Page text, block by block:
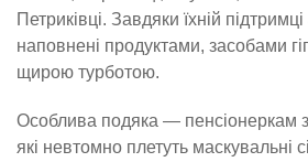
Петриківці. Завдяки їхній
наповнені продуктами, засобами
щирою турботою.
Особлива подяка — пенсіонеркам з
які невтомно плетуть маскувальні